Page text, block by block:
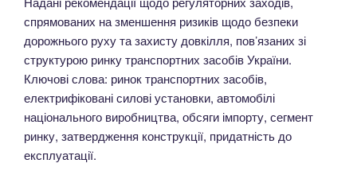
спрямованих на зменшення ризиків щодо безпеки
дорожнього руху та захисту довкілля, пов’язаних зі
структурою ринку транспортних засобів України.
Ключові слова: ринок транспортних засобів,
електрифіковані силові установки, автомобілі
національного виробництва, обсяги імпорту, сегмент
ринку, затвердження конструкції, придатність до
експлуатації.